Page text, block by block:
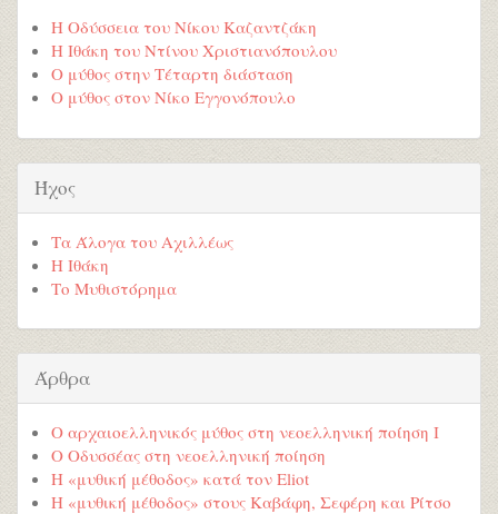
Η Οδύσσεια του Νίκου Καζαντζάκη
Η Ιθάκη του Ντίνου Χριστιανόπουλου
Ο μύθος στην Τέταρτη διάσταση
Ο μύθος στον Νίκο Εγγονόπουλο
Ήχος
Τα Άλογα του Αχιλλέως
Η Ιθάκη
Το Μυθιστόρημα
Άρθρα
Ο αρχαιοελληνικός μύθος στη νεοελληνική ποίηση Ι
Ο Οδυσσέας στη νεοελληνική ποίηση
Η «μυθική μέθοδος» κατά τον Eliot
Η «μυθική μέθοδος» στους Καβάφη, Σεφέρη και Ρίτσο